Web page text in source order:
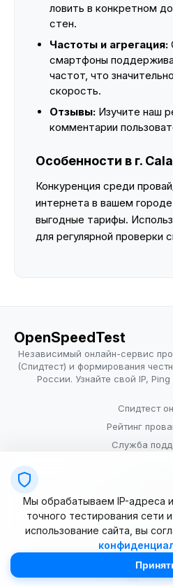
ловить в конкретном
стен.
Частоты и агрегация:
смартфоны
частот, что
скорость.
Отзывы: Изучите наш
комментарии
Особенности в г.
Конкуренция среди
интернета в вашем
выгодные тарифы.
для регулярной проверки
OpenSpeedTest
Независимый онлайн-сервис
(Спидтест) и формирования
России. Узнайте свой IP,
Спидтест
Рейтинг
Служба
Условия
© 2025–2026 OpenSpeedTest (ИП
Мы обрабатываем IP-адреса
точного тестирования сети
использование сайта, вы